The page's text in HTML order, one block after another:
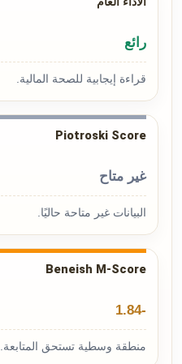
رائع
قراءة إيجابية للصحة المالية.
Piotroski Score
غير متاح
البيانات غير متاحة حاليًا.
Beneish M-Score
-1.84
منطقة وسطية تستحق المتابعة.